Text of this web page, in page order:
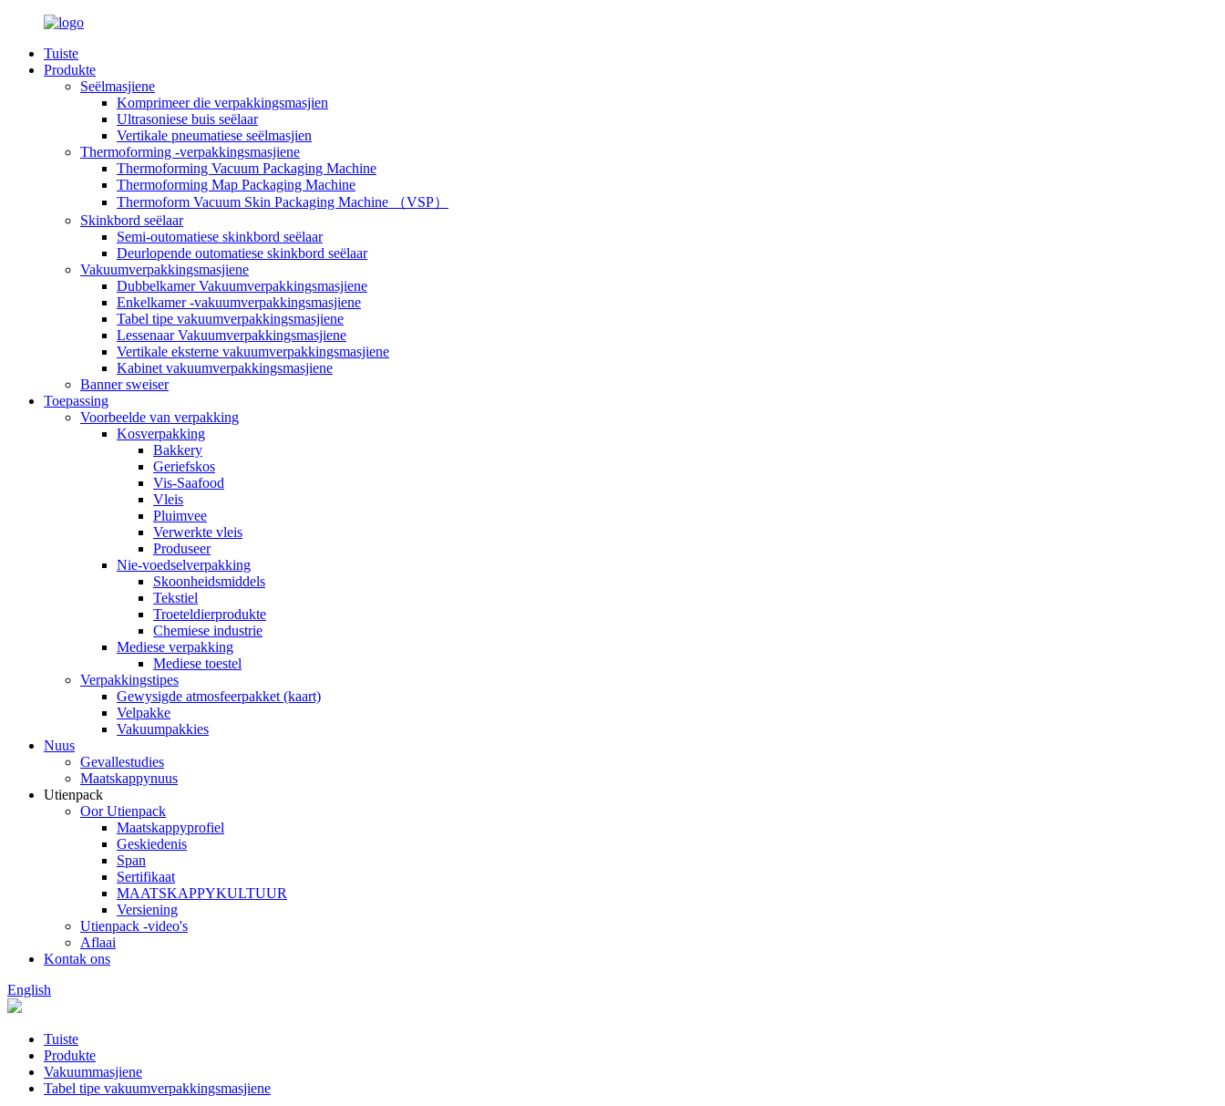
Tuiste
Produkte
Seëlmasjiene
Komprimeer die verpakkingsmasjien
Ultrasoniese buis seëlaar
Vertikale pneumatiese seëlmasjien
Thermoforming -verpakkingsmasjiene
Thermoforming Vacuum Packaging Machine
Thermoforming Map Packaging Machine
Thermoform Vacuum Skin Packaging Machine （VSP）
Skinkbord seëlaar
Semi-outomatiese skinkbord seëlaar
Deurlopende outomatiese skinkbord seëlaar
Vakuumverpakkingsmasjiene
Dubbelkamer Vakuumverpakkingsmasjiene
Enkelkamer -vakuumverpakkingsmasjiene
Tabel tipe vakuumverpakkingsmasjiene
Lessenaar Vakuumverpakkingsmasjiene
Vertikale eksterne vakuumverpakkingsmasjiene
Kabinet vakuumverpakkingsmasjiene
Banner sweiser
Toepassing
Voorbeelde van verpakking
Kosverpakking
Bakkery
Geriefskos
Vis-Saafood
Vleis
Pluimvee
Verwerkte vleis
Produseer
Nie-voedselverpakking
Skoonheidsmiddels
Tekstiel
Troeteldierprodukte
Chemiese industrie
Mediese verpakking
Mediese toestel
Verpakkingstipes
Gewysigde atmosfeerpakket (kaart)
Velpakke
Vakuumpakkies
Nuus
Gevallestudies
Maatskappynuus
Utienpack
Oor Utienpack
Maatskappyprofiel
Geskiedenis
Span
Sertifikaat
MAATSKAPPYKULTUUR
Versiening
Utienpack -video's
Aflaai
Kontak ons
English
Tuiste
Produkte
Vakuummasjiene
Tabel tipe vakuumverpakkingsmasjiene